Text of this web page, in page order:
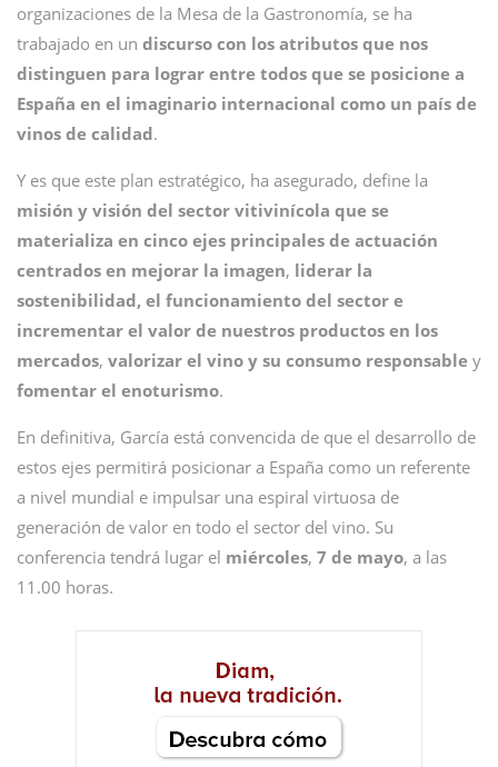
organizaciones de la Mesa de la Gastronomía, se ha
trabajado en un discurso con los atributos que nos
distinguen para lograr entre todos que se posicione a
España en el imaginario internacional como un país de
vinos de calidad.
Y es que este plan estratégico, ha asegurado, define la
misión y visión del sector vitivinícola que se
materializa en cinco ejes principales de actuación
centrados en mejorar la imagen, liderar la
sostenibilidad, el funcionamiento del sector e
incrementar el valor de nuestros productos en los
mercados, valorizar el vino y su consumo responsable y
fomentar el enoturismo.
En definitiva, García está convencida de que el desarrollo de
estos ejes permitirá posicionar a España como un referente
a nivel mundial e impulsar una espiral virtuosa de
generación de valor en todo el sector del vino. Su
conferencia tendrá lugar el miércoles, 7 de mayo, a las
11.00 horas.